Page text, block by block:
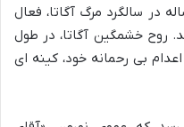
در سالگرد مرگ آگاتا، فعال
روح خشمگین آگاتا، در طول
بی رحمانه خود، کینه ای